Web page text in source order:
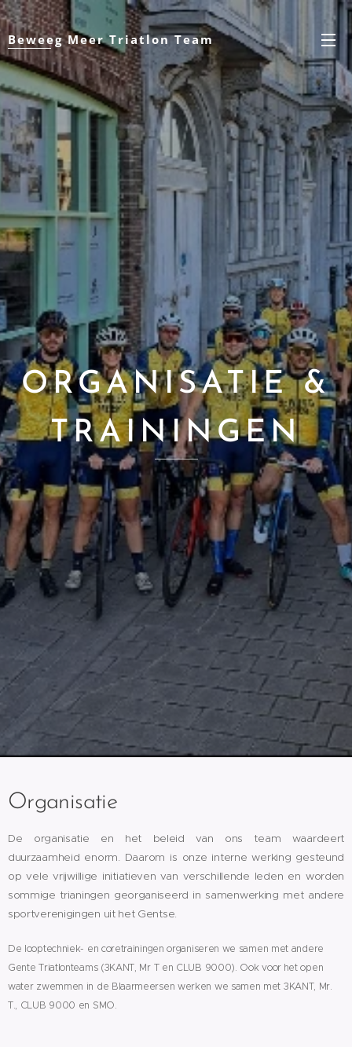
Beweeg Meer Triatlon Team
ORGANISATIE &
TRAININGEN
Organisatie
De organisatie en het beleid van ons team waardeert
duurzaamheid enorm. Daarom is onze interne werking gesteund
op vele vrijwillige initiatieven van verschillende leden en worden
sommige trianingen georganiseerd in samenwerking met andere
sportverenigingen uit het Gentse.
De looptechniek- en coretrainingen organiseren we samen met andere
Gente Triatlonteams (3KANT, Mr T en CLUB 9000). Ook voor het open
water zwemmen in de Blaarmeersen werken we samen met 3KANT, Mr.
T., CLUB 9000 en SMO.